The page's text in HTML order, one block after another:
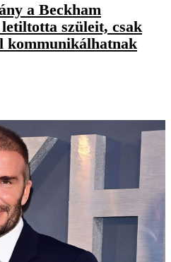
a Beckham
szüleit, csak
kommunikálhatnak